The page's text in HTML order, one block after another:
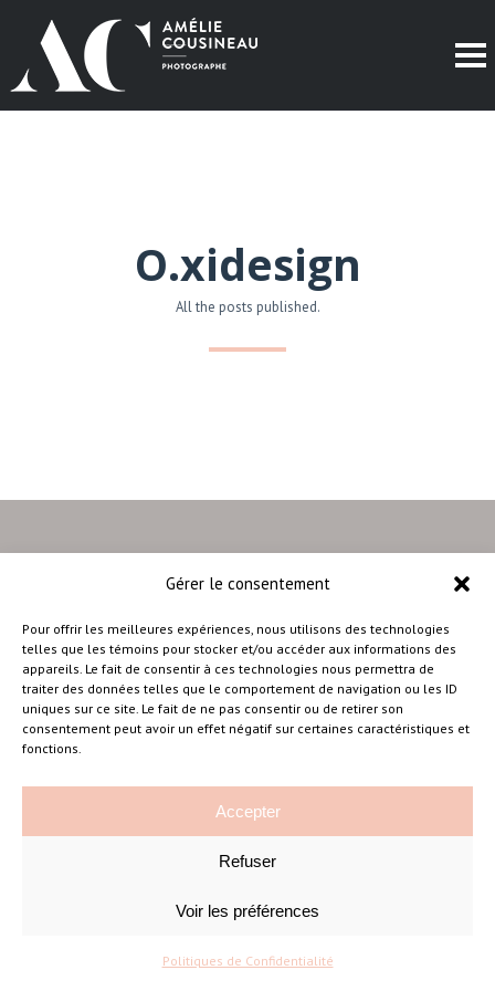
Gérer le consentement
Pour offrir les meilleures expériences, nous utilisons des technologies
telles que les témoins pour stocker et/ou accéder aux informations des
appareils. Le fait de consentir à ces technologies nous permettra de
traiter des données telles que le comportement de navigation ou les ID
uniques sur ce site. Le fait de ne pas consentir ou de retirer son
consentement peut avoir un effet négatif sur certaines caractéristiques et
fonctions.
Accepter
Refuser
Voir les préférences
Politiques de Confidentialité
O.xidesign
All the posts published.
Amélie Cousineau Photographe
©Amelie Cousineau Photographe